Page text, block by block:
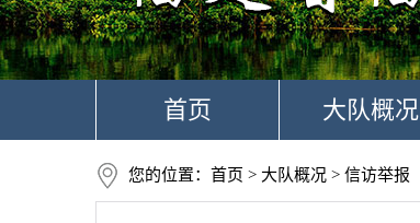
首页 大队概况
您的位置：首页 > 大队概况 > 信访举报